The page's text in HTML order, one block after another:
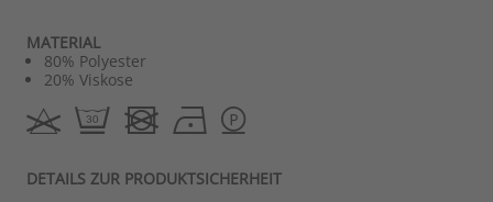
MATERIAL
80% Polyester
20% Viskose
DETAILS ZUR PRODUKTSICHERHEIT